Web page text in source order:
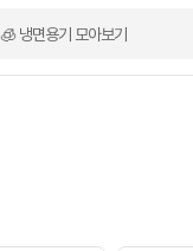
🍲 덮밥·비빔밥 가마솥용기